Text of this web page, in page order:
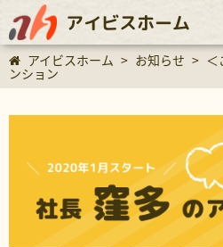
アイビスホーム
アイビスホーム > お知らせ > ＜
ンション